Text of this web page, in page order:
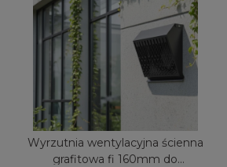
Wyrzutnia wentylacyjna ścienna
grafitowa fi 160mm do